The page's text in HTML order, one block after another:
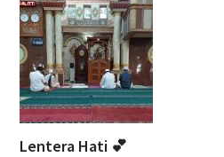
Lentera Hati 💕